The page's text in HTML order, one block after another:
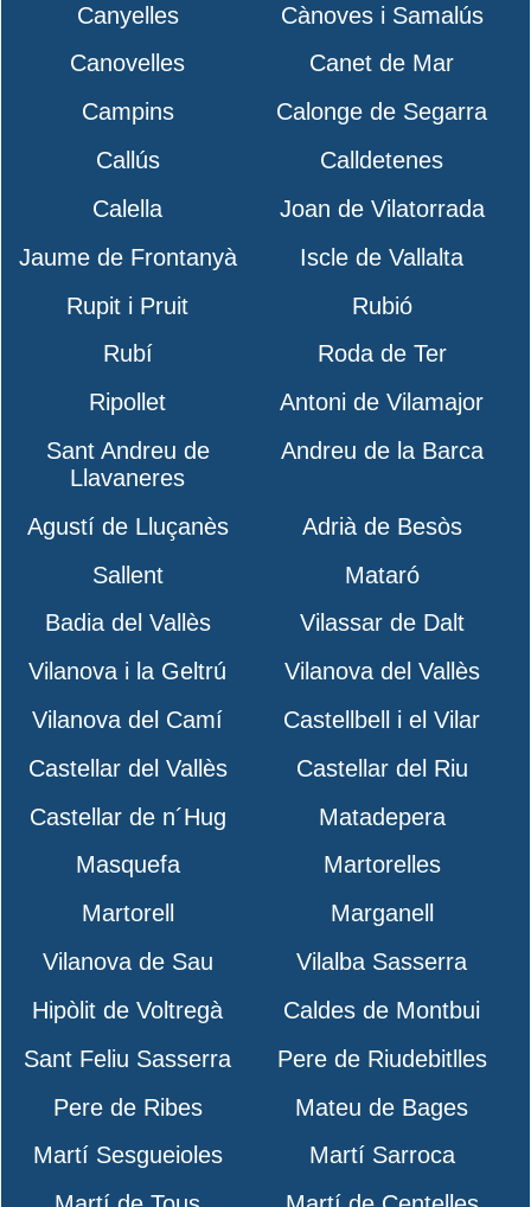
Canyelles
Cànoves i Samalús
Canovelles
Canet de Mar
Campins
Calonge de Segarra
Callús
Calldetenes
Calella
Joan de Vilatorrada
Jaume de Frontanyà
Iscle de Vallalta
Rupit i Pruit
Rubió
Rubí
Roda de Ter
Ripollet
Antoni de Vilamajor
Sant Andreu de
Llavaneres
Andreu de la Barca
Agustí de Lluçanès
Adrià de Besòs
Sallent
Mataró
Badia del Vallès
Vilassar de Dalt
Vilanova i la Geltrú
Vilanova del Vallès
Vilanova del Camí
Castellbell i el Vilar
Castellar del Vallès
Castellar del Riu
Castellar de n´Hug
Matadepera
Masquefa
Martorelles
Martorell
Marganell
Vilanova de Sau
Vilalba Sasserra
Hipòlit de Voltregà
Caldes de Montbui
Sant Feliu Sasserra
Pere de Riudebitlles
Pere de Ribes
Mateu de Bages
Martí Sesgueioles
Martí Sarroca